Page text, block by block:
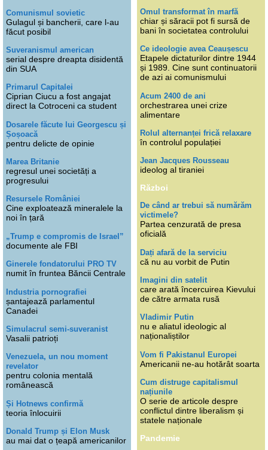
Comunismul sovietic
Gulagul și bancherii, care l-au
făcut posibil
Suveranismul american
serial despre dreapta disidentă
din SUA
Primarul Capitalei
Ciprian Ciucu a fost angajat
direct la Cotroceni ca student
Dosarele făcute lui Georgescu și
Șoșoacă
pentru delicte de opinie
Marea Britanie
regresul unei societăți a
progresului
Resursele României
Cine exploatează mineralele la
noi în țară
„Trump e compromis de Israel”
documente ale FBI
Ginerele fondatorului PRO TV
numit în fruntea Băncii Centrale
Industria pornografiei
șantajează parlamentul
Canadei
Simulacrul semi-suveranist
Vasalii patrioți
Venezuela, un nou moment
revelator
pentru colonia mentală
românească
Și Hotnews confirmă
teoria înlocuirii
Donald Trump și Elon Musk
au mai dat o țeapă americanilor
Omul transformat în marfă
chiar și săracii pot fi sursă de
bani în societatea controlului
Ce ideologie avea Ceaușescu
Etapele dictaturilor dintre 1944
și 1989. Cine sunt continuatorii
de azi ai comunismului
Acum 2400 de ani
orchestrarea unei crize
alimentare
Rolul alternanței frică relaxare
în controlul populației
Jean Jacques Rousseau
ideolog al tiraniei
Război
De când ar trebui să numărăm
victimele?
Partea cenzurată de presa
oficială
Dați afară de la serviciu
că nu au vorbit de Putin
Imagini din satelit
care arată încercuirea Kievului
de către armata rusă
Vladimir Putin
nu e aliatul ideologic al
naționaliștilor
Vom fi Pakistanul Europei
Americanii ne-au hotărât soarta
Cum distruge capitalismul
națiunile
O serie de articole despre
conflictul dintre liberalism și
statele naționale
Pandemie